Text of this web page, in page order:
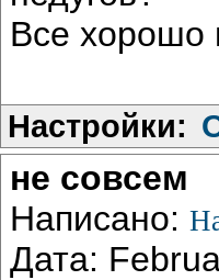
Все хорошо
Настройки:
не совсем
Написано:
Дата: